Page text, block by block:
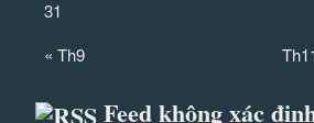
« Th9
31
Feed không xác